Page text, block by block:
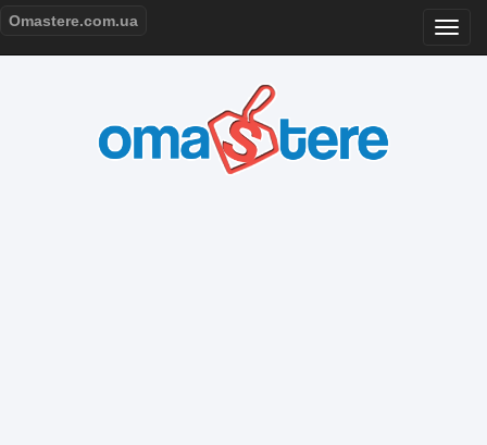
Omastere.com.ua